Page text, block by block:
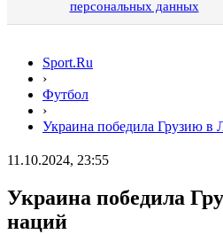
персональных данных
Sport.Ru
›
Футбол
›
Украина победила Грузию в
11.10.2024, 23:55
Украина победила
наций